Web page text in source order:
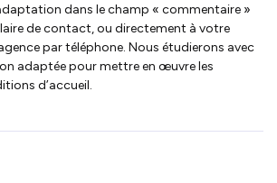
dans le champ « commentaire »
de contact, ou directement à votre
par téléphone. Nous étudierons avec
adaptée pour mettre en œuvre les
d’accueil.